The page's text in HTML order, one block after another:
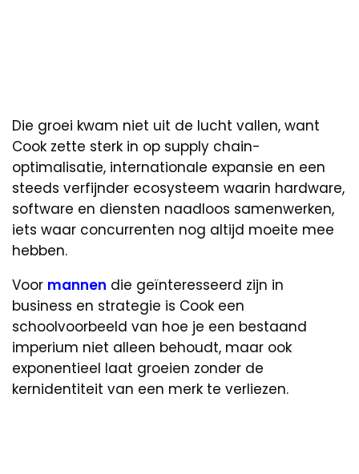
Die groei kwam niet uit de lucht vallen, want
Cook zette sterk in op supply chain-
optimalisatie, internationale expansie en een
steeds verfijnder ecosysteem waarin hardware,
software en diensten naadloos samenwerken,
iets waar concurrenten nog altijd moeite mee
hebben.
Voor mannen die geïnteresseerd zijn in
business en strategie is Cook een
schoolvoorbeeld van hoe je een bestaand
imperium niet alleen behoudt, maar ook
exponentieel laat groeien zonder de
kernidentiteit van een merk te verliezen.